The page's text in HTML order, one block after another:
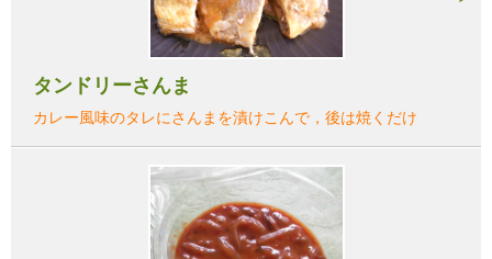
タンドリーさんま
カレー風味のタレにさんまを漬けこんで，後は焼くだけ